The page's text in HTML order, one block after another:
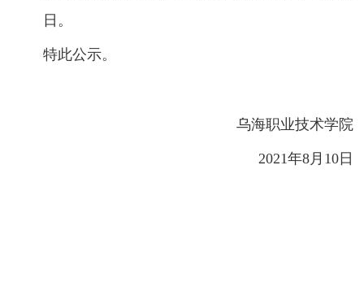
日。
特此公示。
乌海职业技术学院
2021年8月10日